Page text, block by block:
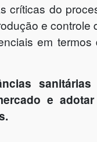
críticas do
e controle
em termos
sanitárias
e